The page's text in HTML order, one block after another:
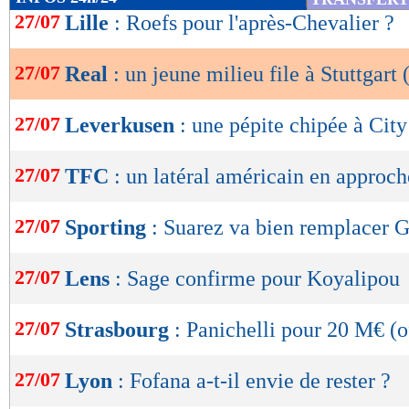
de
OK
27/07 Lille : Roefs pour l'après-Chevalier ?
27/07 Real : un jeune milieu file à Stuttgart
27/07 Leverkusen : une pépite chipée à
27/07 TFC : un latéral américain en
27/07 Sporting : Suarez va bien remplacer
27/07 Lens : Sage confirme pour Koyalipou
27/07 Strasbourg : Panichelli pour 20 M€
27/07 Lyon : Fofana a-t-il envie de rester ?